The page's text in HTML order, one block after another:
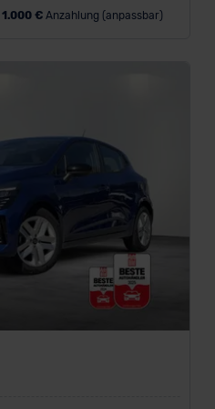
1.000 €Anzahlung (anpassbar)